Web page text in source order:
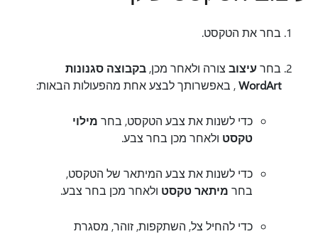
בחר את הטקסט.
בחר עיצוב צורה ולאחר מכן, בקבוצה סגנונות
WordArt, באפשרותך לבצע אחת מהפעולות הבאות:
כדי לשנות את צבע הטקסט, בחר מילוי
טקסט ולאחר מכן בחר צבע.
כדי לשנות את צבע המיתאר של הטקסט,
בחר מיתאר טקסט ולאחר מכן בחר צבע.
כדי להחיל צל, השתקפות, זוהר, מסגרת